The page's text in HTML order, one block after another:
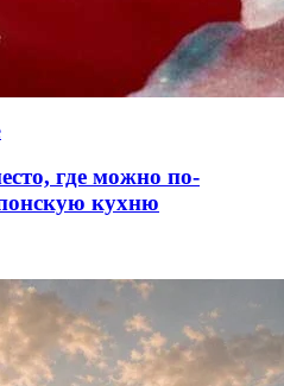
где можно по-
кухню